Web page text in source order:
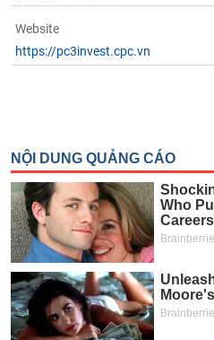
Website
https://pc3invest.cpc.vn